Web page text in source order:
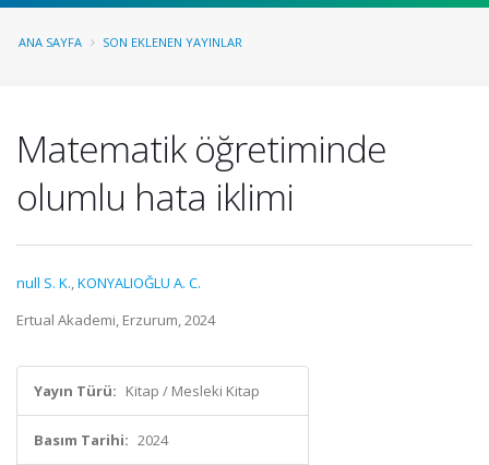
ANA SAYFA SON EKLENEN YAYINLAR
Matematik öğretiminde
olumlu hata iklimi
null S. K.,KONYALIOĞLU A. C.
Ertual Akademi, Erzurum, 2024
Yayın Türü: Kitap / Mesleki Kitap
Basım Tarihi: 2024